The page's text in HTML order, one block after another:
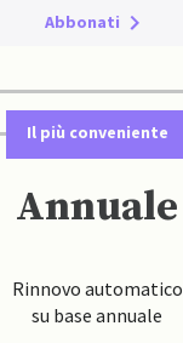
Abbonati
Il più conveniente
Annuale
Rinnovo automatico
su base annuale